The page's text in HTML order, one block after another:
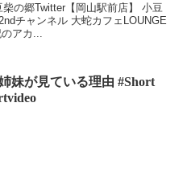
の郷Twitter【岡山駅前店】 小豆
チャンネル 大蛇カフェLOUNGE
アカ...
妹が見ている理由 #Short